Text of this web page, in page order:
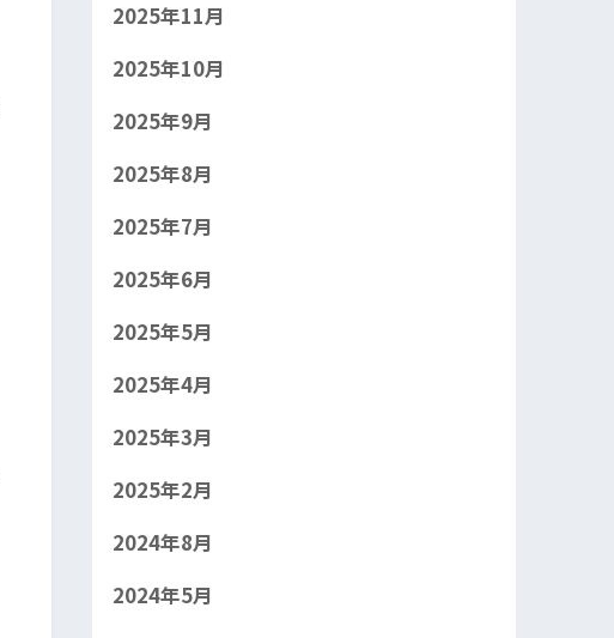
2025年11月
2025年10月
2025年9月
2025年8月
2025年7月
2025年6月
2025年5月
2025年4月
2025年3月
2025年2月
2024年8月
2024年5月